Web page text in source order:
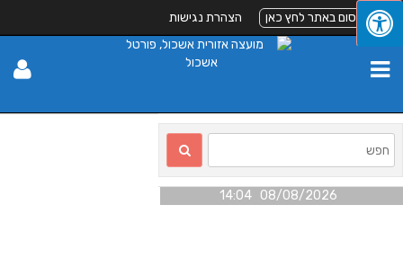
לפרסום באתר לחץ כאן הצהרת נגישות
08/08/2026 14:04